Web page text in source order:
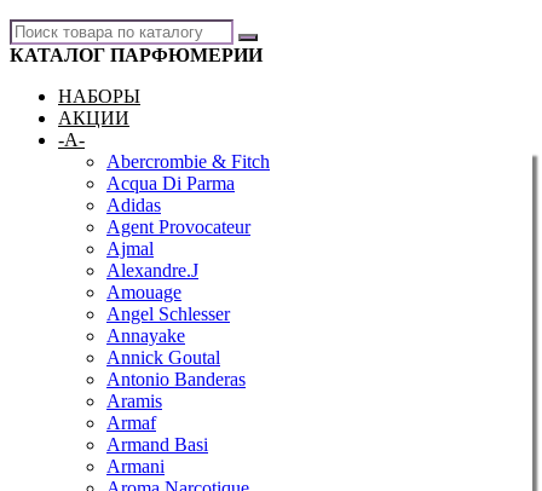
КАТАЛОГ ПАРФЮМЕРИИ
НАБОРЫ
АКЦИИ
-A-
Abercrombie & Fitch
Acqua Di Parma
Adidas
Agent Provocateur
Ajmal
Alexandre.J
Amouage
Angel Schlesser
Annayake
Annick Goutal
Antonio Banderas
Aramis
Armaf
Armand Basi
Armani